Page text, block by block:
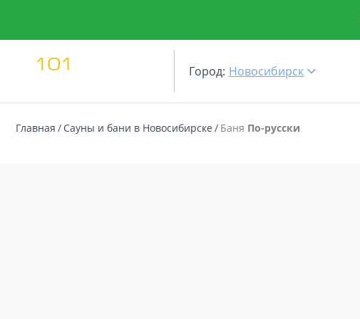
Город: Новосибирск
Главная Сауны и бани в Новосибирске Баня По-русски